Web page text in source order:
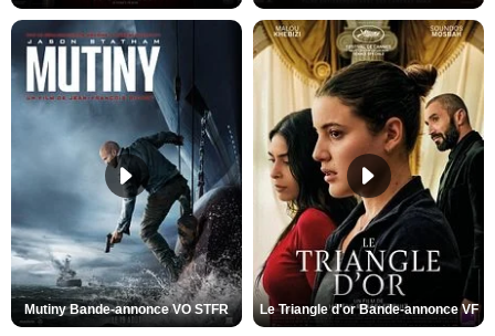
Mutiny Bande-annonce VO STFR Le Triangle d'or Bande-annonce VF